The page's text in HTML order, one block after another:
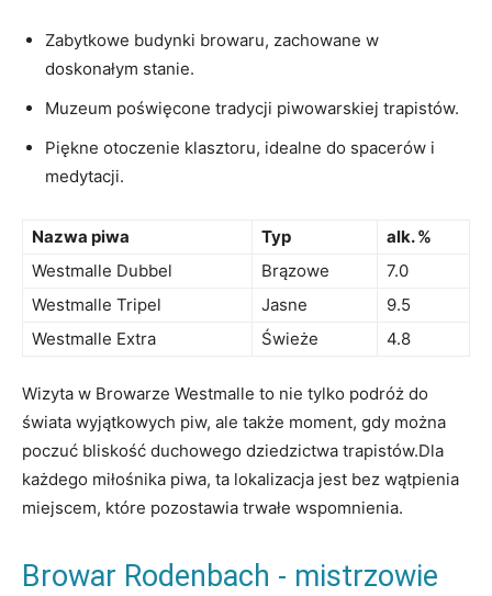
Zabytkowe budynki ⁤browaru, zachowane w⁢
doskonałym stanie.
Muzeum poświęcone ‍tradycji ⁢piwowarskiej trapistów.
Piękne otoczenie klasztoru, idealne do spacerów i
medytacji.
Nazwa piwa Typ
alk. ⁤%
Westmalle Dubbel
Brązowe
7.0
Westmalle⁢ Tripel
Jasne
9.5
Westmalle Extra
Świeże 4.8
Wizyta w Browarze Westmalle ​to nie tylko ​podróż‌ do ​
świata wyjątkowych ⁣piw, ale także moment, gdy ‍można
poczuć bliskość⁢ duchowego ⁣dziedzictwa trapistów.Dla
każdego miłośnika piwa, ⁢ta ‌lokalizacja jest bez⁢ wątpienia ​
miejscem, które pozostawia trwałe⁢ wspomnienia.
Browar Rodenbach ‍- mistrzowie⁣